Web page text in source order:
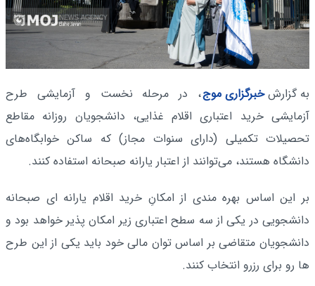
به گزارشخبرگزاری موج، در مرحله نخست و آزمایشی طرح
آزمایشی خرید اعتباری اقلام غذایی، دانشجویان روزانه مقاطع
تحصیلات تکمیلی (دارای سنوات مجاز) که ساکن خوابگاه‌های
دانشگاه هستند، می‌توانند از اعتبار یارانه صبحانه استفاده کنند.
بر این اساس بهره­ مندی از امکانِ خرید اقلام یارانه ­ای صبحانه
دانشجویی در یکی از سه سطح اعتباری زیر امکان­ پذیر خواهد بود و
دانشجویان متقاضی بر اساس توان مالی خود باید یکی از این طرح
ها رو برای رزرو انتخاب کنند.